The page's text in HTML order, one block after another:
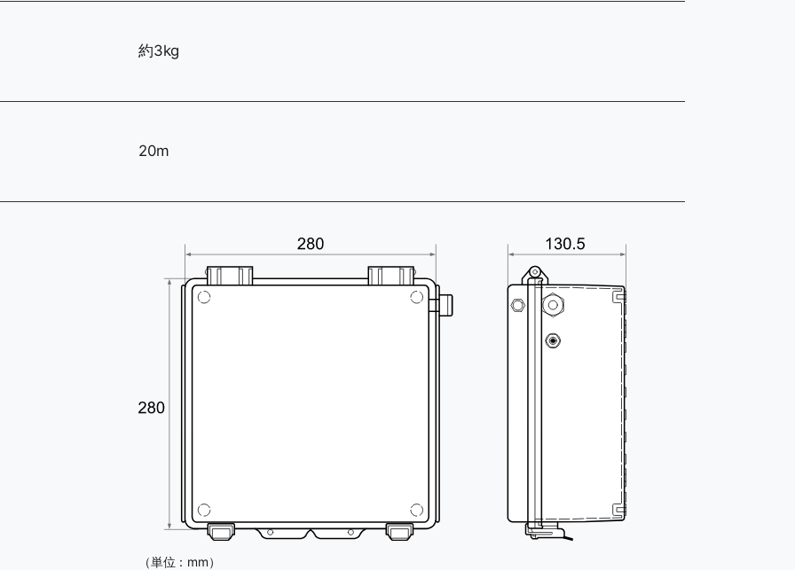
約3kg
20m
（単位：mm）